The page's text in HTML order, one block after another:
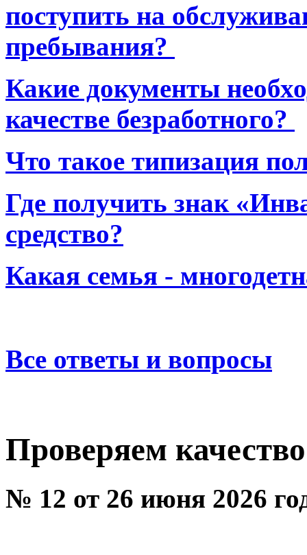
поступить на
пребывания?
Какие документы
качестве безработного?
Что такое типизация
Где получить знак
средство?
Какая семья -
Все ответы и вопросы
Проверяем качество
№ 12 от 26 июня 2026